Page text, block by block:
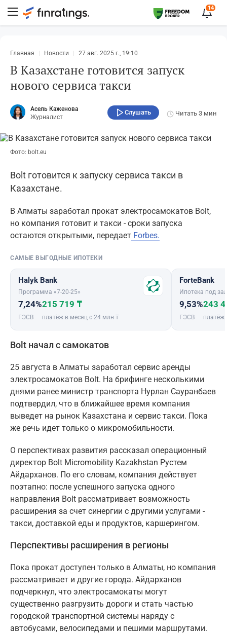
14
Главная Новости 27 авг. 2025 г., 19:10
В Казахстане готовится запуск
нового сервиса такси
Асель Каженова
Журналист
Слушать Читать 3 мин
Фото: bolt.eu
Bolt готовится к запуску сервиса такси в
Казахстане.
В Алматы заработал прокат электросамокатов Bolt,
но компания готовит и такси - сроки запуска
остаются открытыми, передает Forbes.
САМЫЕ ВЫГОДНЫЕ ИПОТЕКИ
Halyk Bank
Программа «7-20-25»
7,24%
ГЭСВ
215 719 ₸
платёж в месяц с 24 млн ₸
ForteBank
Ипотека под
9,53%
ГЭСВ
243
платёж
Bolt начал с самокатов
25 августа в Алматы заработал сервис аренды
электросамокатов Bolt. На брифинге несколькими
днями ранее министр транспорта Нурлан Сауранбаев
подтвердил, что в ближайшее время компания
выведет на рынок Казахстана и сервис такси. Пока
же речь идет только о микромобильности.
О перспективах развития рассказал операционный
директор Bolt Micromobility Kazakhstan Рустем
Айдарханов. По его словам, компания действует
поэтапно: после успешного запуска одного
направления Bolt рассматривает возможность
расширения за счет синергии с другими услугами -
такси, доставкой еды и продуктов, каршерингом.
Перспективы расширения в регионы
Пока прокат доступен только в Алматы, но компания
рассматривает и другие города. Айдарханов
подчеркнул, что электросамокаты могут
существенно разгрузить дороги и стать частью
городской транспортной системы наряду с
автобусами, велосипедами и пешими маршрутами.